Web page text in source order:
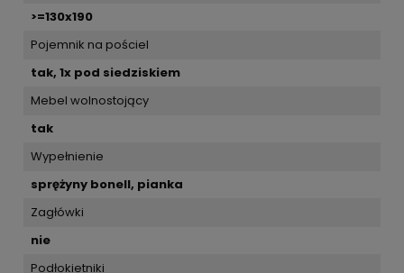
>=130x190
Pojemnik na pościel
tak, 1x pod siedziskiem
Mebel wolnostojący
tak
Wypełnienie
sprężyny bonell, pianka
Zagłówki
nie
Podłokietniki